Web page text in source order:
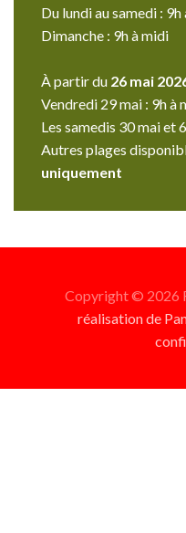
Du lundi au samedi :
Dimanche : 9h à midi
À partir du 26 mai
Vendredi 29 mai : 9h à
Les samedis 30 mai et
Autres plages
uniquement
Copyright © 2026
réalisation de